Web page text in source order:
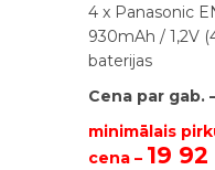
4 x Panasonic
930mAh / 1,2V
baterijas
Cena par gab.
minimālais
cena – 19 92